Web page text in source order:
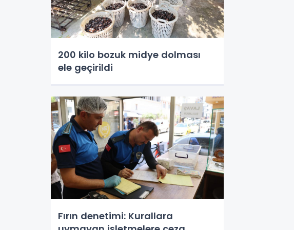
200 kilo bozuk midye dolması
ele geçirildi
Fırın denetimi: Kurallara